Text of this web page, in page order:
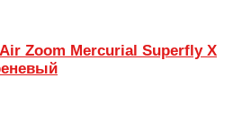
Zoom Mercurial Superfly X